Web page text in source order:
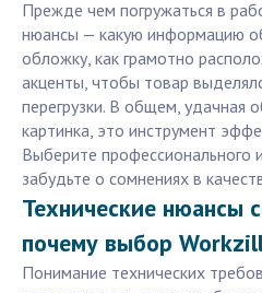
Прежде чем погружаться в
нюансы — какую информацию
обложку, как грамотно
акценты, чтобы товар
перегрузки. В общем, удачная
картинка, это инструмент
Выберите профессионального
забудьте о сомнениях в
Технические нюансы
почему выбор
Понимание технических